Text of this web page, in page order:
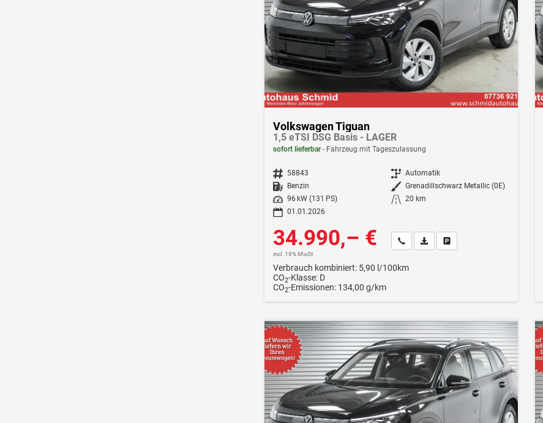
Volkswagen Tiguan
1,5 eTSI DSG Basis - LAGER
sofort lieferbar Fahrzeug mit Tageszulassung
Fahrzeugnr. 58843 Getriebe Automatik
Kraftstoff
Benzin Außenfarbe Grenadillschwarz Metallic (0E)
Leistung
96 kW (131 PS) Kilometerstand 20 km
01.01.2026
34.990,– €
incl. 19% MwSt.
Wir rufen Sie an
Fahrzeugexposé (PDF)
Fahrzeug parken
Verbrauch kombiniert: 5,90 l/100km
CO2-Klasse: D
CO2-Emissionen: 134,00 g/km